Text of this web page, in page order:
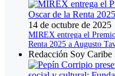
14 de octubre de 2025
MIREX entrega el
Renta 2025 a Augusto
Redacción Soy Caribe